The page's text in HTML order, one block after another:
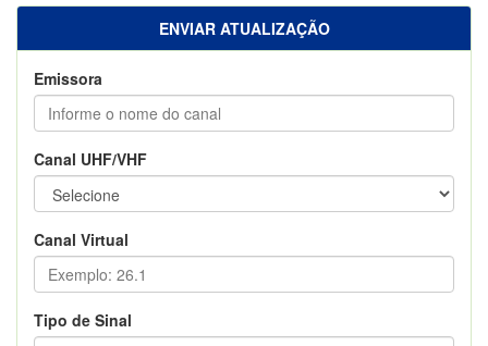
ENVIAR ATUALIZAÇÃO
Emissora
Canal UHF/VHF
Canal Virtual
Tipo de Sinal